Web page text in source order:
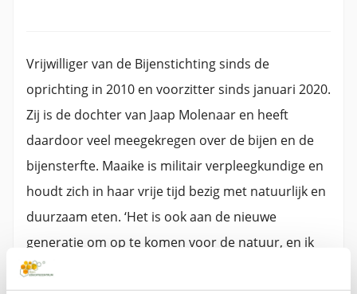
Vrijwilliger van de Bijenstichting sinds de
oprichting in 2010 en voorzitter sinds januari 2020.
Zij is de dochter van Jaap Molenaar en heeft
daardoor veel meegekregen over de bijen en de
bijensterfte. Maaike is militair verpleegkundige en
houdt zich in haar vrije tijd bezig met natuurlijk en
duurzaam eten. ‘Het is ook aan de nieuwe
generatie om op te komen voor de natuur, en ik
doe dat van harte voor de bijen!’.